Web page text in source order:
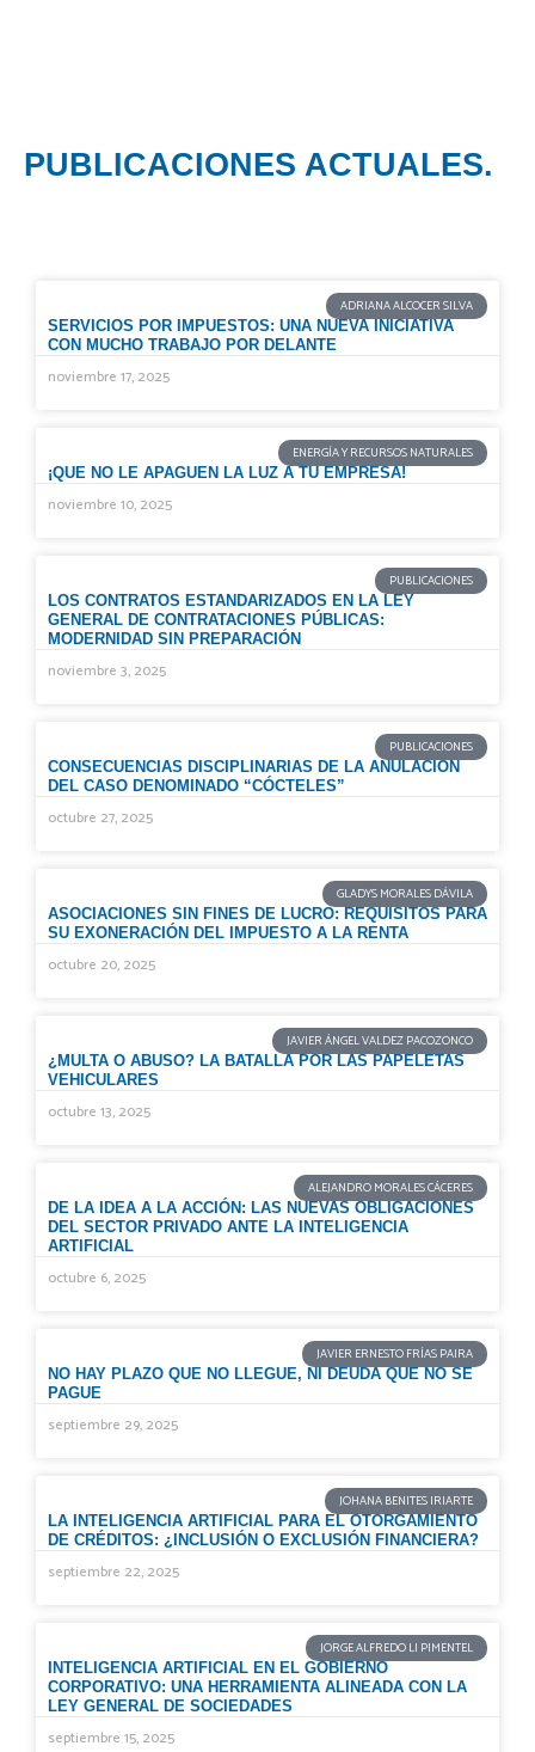
PUBLICACIONES ACTUALES.
ADRIANA ALCOCER SILVA
SERVICIOS POR IMPUESTOS: UNA NUEVA INICIATIVA
CON MUCHO TRABAJO POR DELANTE
noviembre 17, 2025
ENERGÍA Y RECURSOS NATURALES
¡QUE NO LE APAGUEN LA LUZ A TU EMPRESA!
noviembre 10, 2025
PUBLICACIONES
LOS CONTRATOS ESTANDARIZADOS EN LA LEY
GENERAL DE CONTRATACIONES PÚBLICAS:
MODERNIDAD SIN PREPARACIÓN
noviembre 3, 2025
PUBLICACIONES
CONSECUENCIAS DISCIPLINARIAS DE LA ANULACIÓN
DEL CASO DENOMINADO “CÓCTELES”
octubre 27, 2025
GLADYS MORALES DÁVILA
ASOCIACIONES SIN FINES DE LUCRO: REQUISITOS PARA
SU EXONERACIÓN DEL IMPUESTO A LA RENTA
octubre 20, 2025
JAVIER ÁNGEL VALDEZ PACOZONCO
¿MULTA O ABUSO? LA BATALLA POR LAS PAPELETAS
VEHICULARES
octubre 13, 2025
ALEJANDRO MORALES CÁCERES
DE LA IDEA A LA ACCIÓN: LAS NUEVAS OBLIGACIONES
DEL SECTOR PRIVADO ANTE LA INTELIGENCIA
ARTIFICIAL
octubre 6, 2025
JAVIER ERNESTO FRÍAS PAIRA
NO HAY PLAZO QUE NO LLEGUE, NI DEUDA QUE NO SE
PAGUE
septiembre 29, 2025
JOHANA BENITES IRIARTE
LA INTELIGENCIA ARTIFICIAL PARA EL OTORGAMIENTO
DE CRÉDITOS: ¿INCLUSIÓN O EXCLUSIÓN FINANCIERA?
septiembre 22, 2025
JORGE ALFREDO LI PIMENTEL
INTELIGENCIA ARTIFICIAL EN EL GOBIERNO
CORPORATIVO: UNA HERRAMIENTA ALINEADA CON LA
LEY GENERAL DE SOCIEDADES
septiembre 15, 2025
á
á
á
á
a
P
á
a